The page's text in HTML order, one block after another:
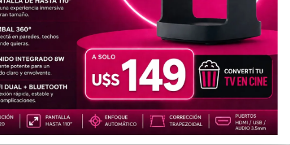
MEM456
Precio
especial
u$s34.05 con
¡Hasta 12 cuotas sin